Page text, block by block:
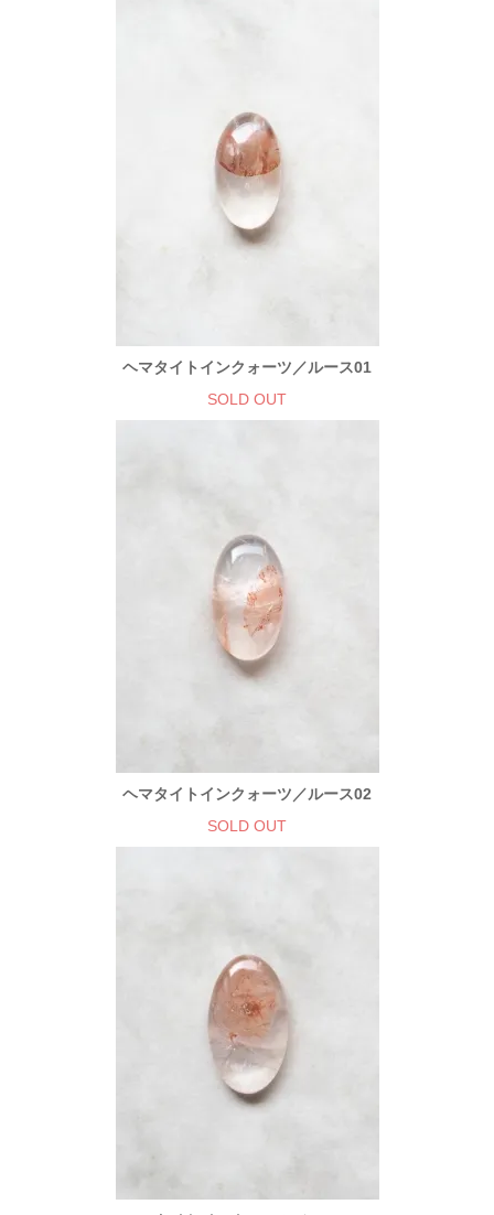
ヘマタイトインクォーツ／ルース01
SOLD OUT
ヘマタイトインクォーツ／ルース02
SOLD OUT